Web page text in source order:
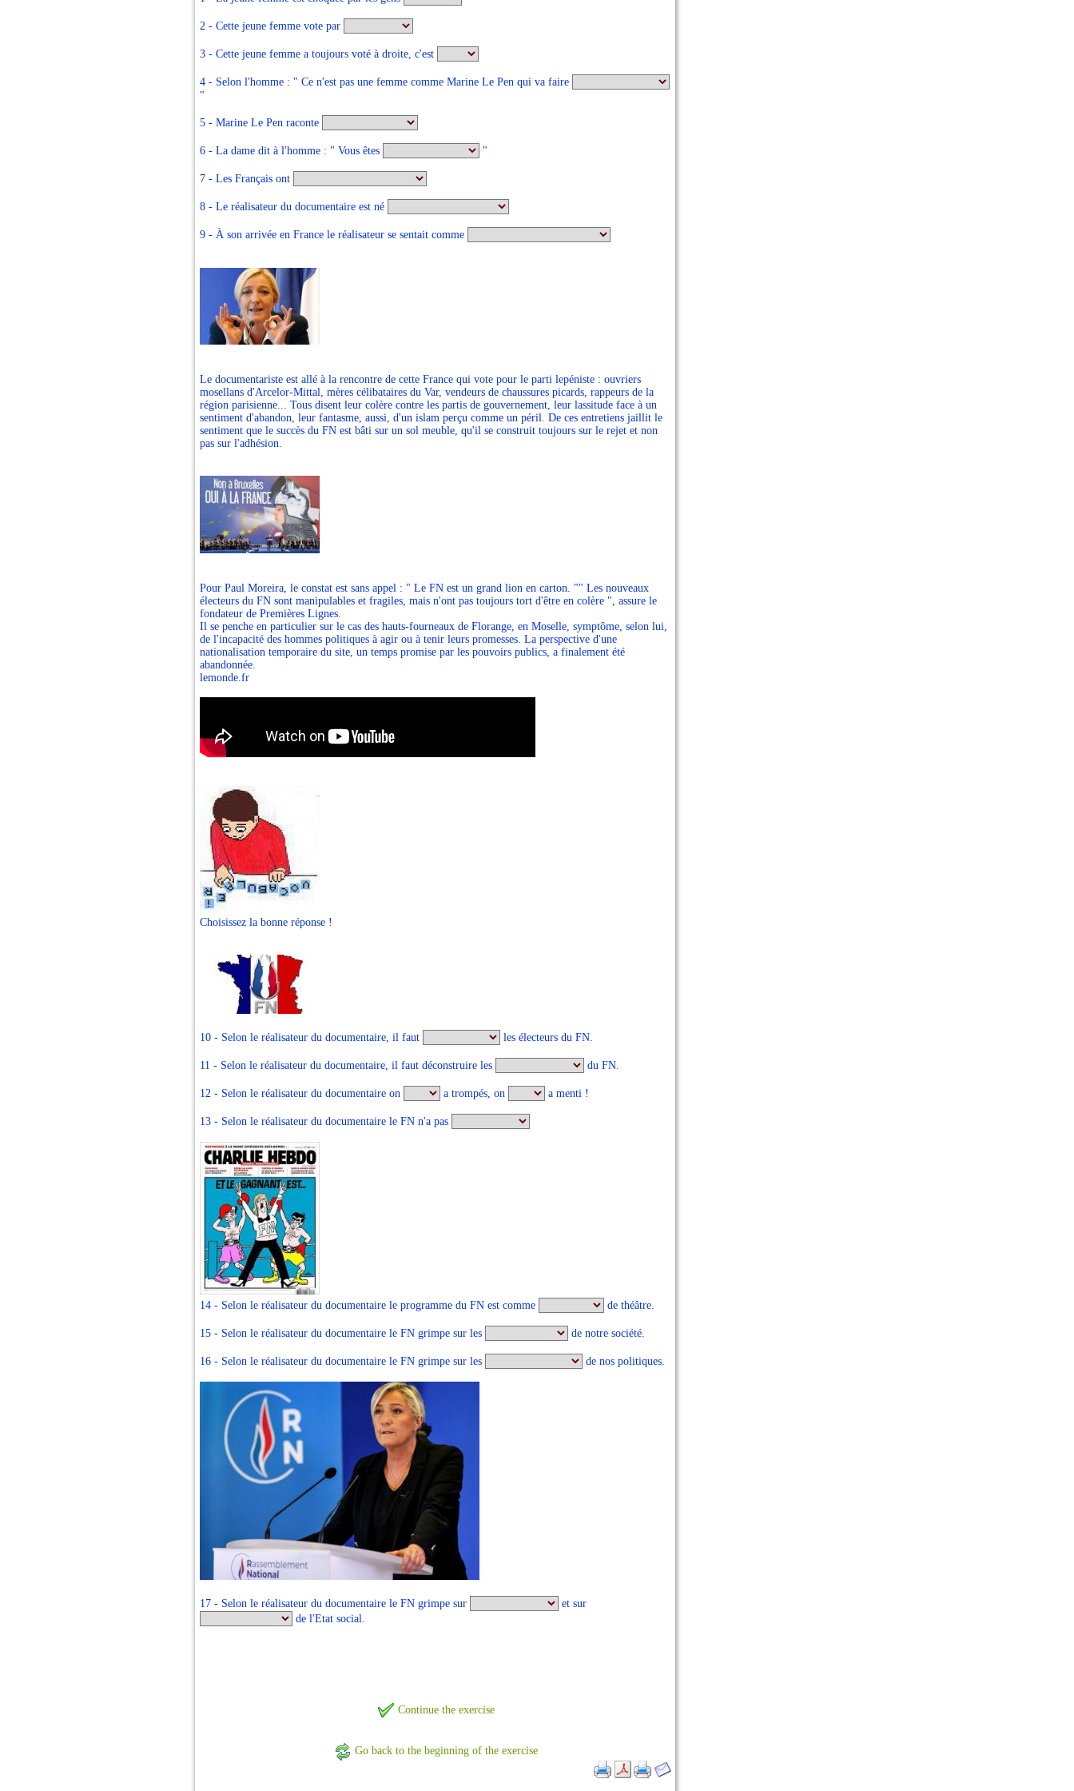
2 - Cette jeune femme vote par
3 - Cette jeune femme a toujours voté à droite, c'est
4 - Selon l'homme : " Ce n'est pas une femme comme Marine Le Pen qui va faire
"
5 - Marine Le Pen raconte
6 - La dame dit à l'homme : " Vous êtes "
7 - Les Français ont
8 - Le réalisateur du documentaire est né
9 - À son arrivée en France le réalisateur se sentait comme
Le documentariste est allé à la rencontre de cette France qui vote pour le parti lepéniste : ouvriers
mosellans d'Arcelor-Mittal, mères célibataires du Var, vendeurs de chaussures picards, rappeurs de la
région parisienne... Tous disent leur colère contre les partis de gouvernement, leur lassitude face à un
sentiment d'abandon, leur fantasme, aussi, d'un islam perçu comme un péril. De ces entretiens jaillit le
sentiment que le succès du FN est bâti sur un sol meuble, qu'il se construit toujours sur le rejet et non
pas sur l'adhésion.
Pour Paul Moreira, le constat est sans appel : " Le FN est un grand lion en carton. "" Les nouveaux
électeurs du FN sont manipulables et fragiles, mais n'ont pas toujours tort d'être en colère ", assure le
fondateur de Premières Lignes.
Il se penche en particulier sur le cas des hauts-fourneaux de Florange, en Moselle, symptôme, selon lui,
de l'incapacité des hommes politiques à agir ou à tenir leurs promesses. La perspective d'une
nationalisation temporaire du site, un temps promise par les pouvoirs publics, a finalement été
abandonnée.
lemonde.fr
Choisissez la bonne réponse !
10 - Selon le réalisateur du documentaire, il faut les électeurs du FN.
11 - Selon le réalisateur du documentaire, il faut déconstruire les du FN.
12 - Selon le réalisateur du documentaire on a trompés, on a menti !
13 - Selon le réalisateur du documentaire le FN n'a pas
14 - Selon le réalisateur du documentaire le programme du FN est comme de théâtre.
15 - Selon le réalisateur du documentaire le FN grimpe sur les de notre société.
16 - Selon le réalisateur du documentaire le FN grimpe sur les de nos politiques.
17 - Selon le réalisateur du documentaire le FN grimpe sur
et sur
de l'Etat social.
Continue the exercise
Go back to the beginning of the exercise